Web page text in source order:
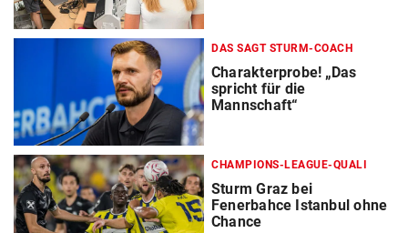
DAS SAGT STURM-COACH
Charakterprobe! „Das
spricht für die
Mannschaft“
CHAMPIONS-LEAGUE-QUALI
Sturm Graz bei
Fenerbahce Istanbul ohne
Chance